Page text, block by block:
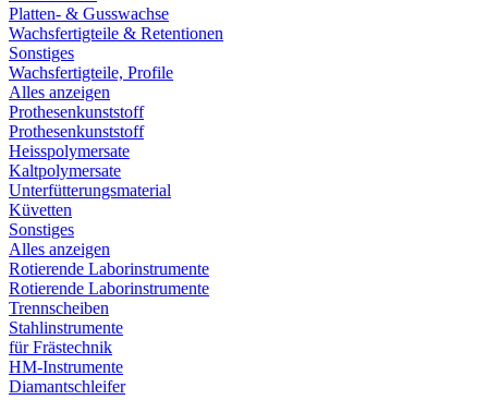
Platten- & Gusswachse
Wachsfertigteile & Retentionen
Sonstiges
Wachsfertigteile, Profile
Alles anzeigen
Prothesenkunststoff
Prothesenkunststoff
Heisspolymersate
Kaltpolymersate
Unterfütterungsmaterial
Küvetten
Sonstiges
Alles anzeigen
Rotierende Laborinstrumente
Rotierende Laborinstrumente
Trennscheiben
Stahlinstrumente
für Frästechnik
HM-Instrumente
Diamantschleifer